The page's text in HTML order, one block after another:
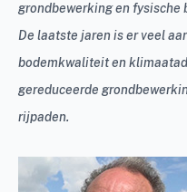
grondbewerking en fysische
De laatste jaren is er veel
bodemkwaliteit en
gereduceerde
rijpaden.